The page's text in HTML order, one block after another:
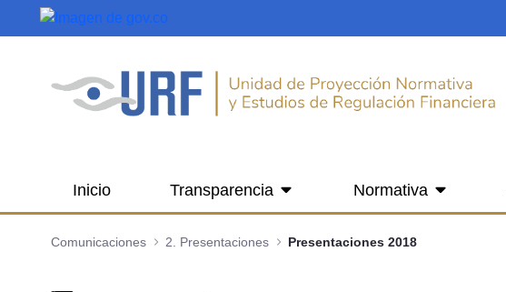
Saltar al contenido principal
Inicio Transparencia Normativa
Comunicaciones 2. Presentaciones Presentaciones 2018